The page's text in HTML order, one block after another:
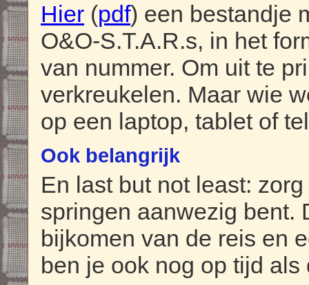
Hier (pdf) een bestandje
O&O-S.T.A.R.s, in het
van nummer. Om uit te
verkreukelen. Maar wie
op een laptop, tablet of
Ook belangrijk
En last but not least:
springen aanwezig bent.
bijkomen van de reis en
ben je ook nog op tijd